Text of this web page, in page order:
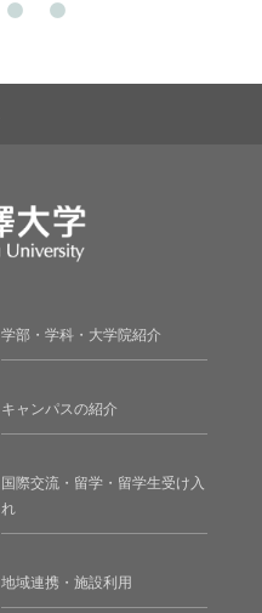
学部・学科・大学院紹介
キャンパスの紹介
国際交流・留学・留学生受け入
れ
地域連携・施設利用